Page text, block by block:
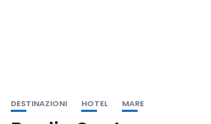
DESTINAZIONI HOTEL MARE